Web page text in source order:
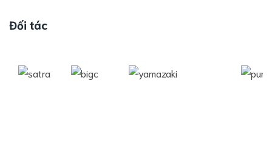
Đối tác